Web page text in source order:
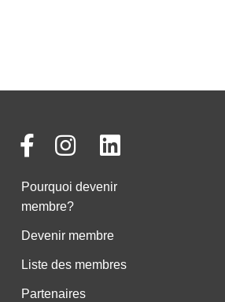
Pourquoi devenir
membre?
Devenir membre
Liste des membres
Partenaires